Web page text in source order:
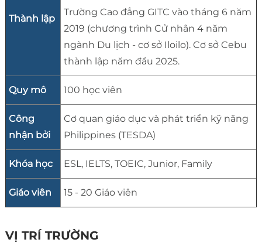
Thành lập
Trường Cao đẳng GITC vào tháng 6 năm
2019 (chương trình Cử nhân 4 năm
ngành Du lịch - cơ sở Iloilo). Cơ sở Cebu
thành lập năm đầu 2025.
Quy mô 100 học viên
Công
nhận bởi
Cơ quan giáo dục và phát triển kỹ năng
Philippines (TESDA)
Khóa học ESL, IELTS, TOEIC, Junior, Family
Giáo viên 15 - 20 Giáo viên
VỊ TRÍ TRƯỜNG